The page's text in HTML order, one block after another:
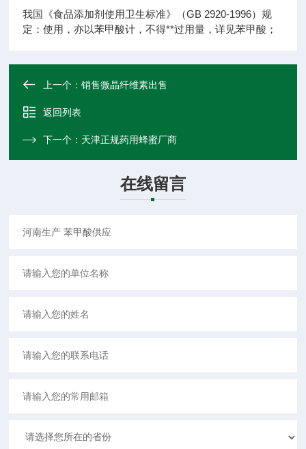
我国《食品添加剂使用卫生标准》（GB 2920-1996）规
定：使用，亦以苯甲酸计，不得**过用量，详见苯甲酸；
上一个：销售微晶纤维素出售
返回列表
下一个： 天津正规药用蜂蜜厂商
在线留言